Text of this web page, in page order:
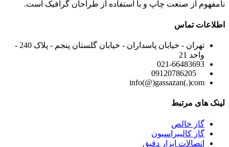
نامفهوم از صنعت چاپ و با استفاده از طراحان گرافیک است.
اطلاعات تماس
تهران - خیابان پاسداران - خیابان گلستان پنجم - پلاک 240 -
واحد 21
021-66483693
info(@)gassazan(.)com
لینک های مرتبط
گاز خالص
گاز کالیبراسیون
اتصالات ابزار دقیق